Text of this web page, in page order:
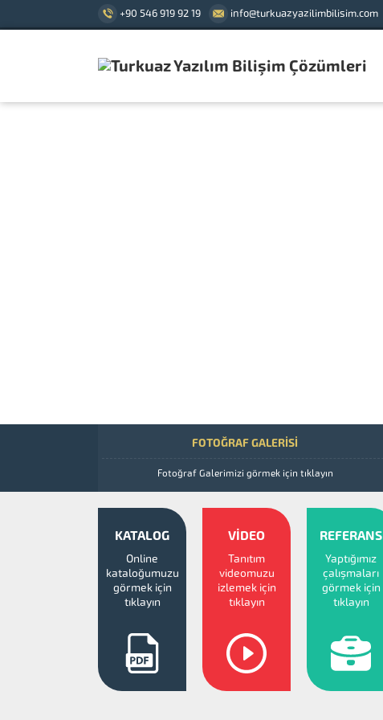
+90 546 919 92 19 info@turkuazyazilimbilisim.com
FOTOĞRAF GALERİSİ
Fotoğraf Galerimizi görmek için tıklayın
KATALOG
Online
kataloğumuzu
görmek için
tıklayın
VİDEO
Tanıtım
videomuzu
izlemek için
tıklayın
REFERANS
Yaptığımız
çalışmaları
görmek için
tıklayın
Müşteri Temsilcisi